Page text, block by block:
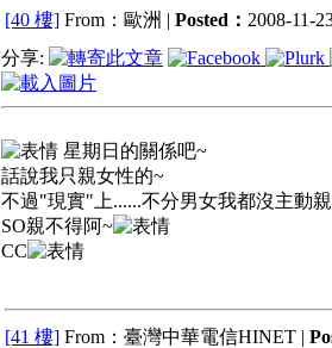
[40 樓] From：歐洲 | Posted： 2008-11-
分享:
星期日的關係吧~
話說我只親女性的~
不過"現實"上......不分男女我都沒主動
SO親不得阿~
CC
[41 樓] From：臺灣中華電信HINET |